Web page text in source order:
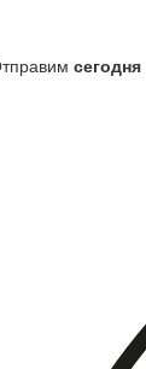
сегодня